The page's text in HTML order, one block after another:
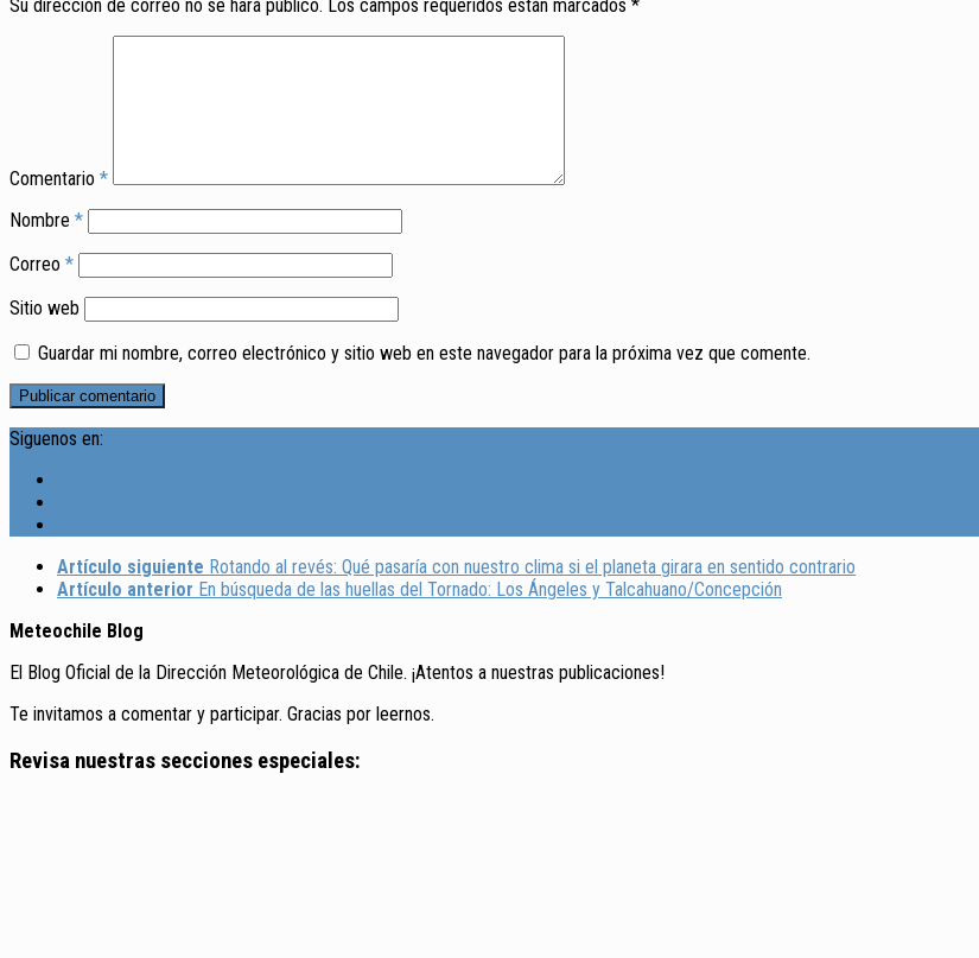
Su dirección de correo no se hará público. Los campos requeridos están marcados *
Comentario *
Nombre *
Correo *
Sitio web
Guardar mi nombre, correo electrónico y sitio web en este navegador para la próxima vez que comente.
Siguenos en:
Artículo siguiente Rotando al revés: Qué pasaría con nuestro clima si el planeta girara en sentido contrario
Artículo anterior En búsqueda de las huellas del Tornado: Los Ángeles y Talcahuano/Concepción
Meteochile Blog
El Blog Oficial de la Dirección Meteorológica de Chile. ¡Atentos a nuestras publicaciones!
Te invitamos a comentar y participar. Gracias por leernos.
Revisa nuestras secciones especiales: